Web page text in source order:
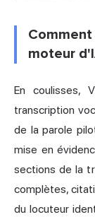
moteur
En coulisses,
transcription
de la parole
mise en
sections de la
complètes,
du locuteur